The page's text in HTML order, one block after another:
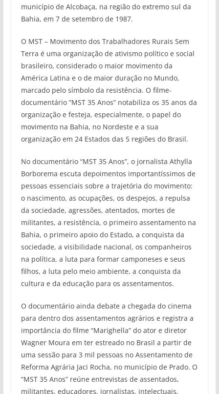
município de Alcobaça, na região do extremo sul da
Bahia, em 7 de setembro de 1987.
O MST – Movimento dos Trabalhadores Rurais Sem
Terra é uma organização de ativismo político e social
brasileiro, considerado o maior movimento da
América Latina e o de maior duração no Mundo,
marcado pelo símbolo da resistência. O filme-
documentário “MST 35 Anos” notabiliza os 35 anos da
organização e festeja, especialmente, o papel do
movimento na Bahia, no Nordeste e a sua
organização em 24 Estados das 5 regiões do Brasil.
No documentário “MST 35 Anos”, o jornalista Athylla
Borborema escuta depoimentos importantíssimos de
pessoas essenciais sobre a trajetória do movimento:
o nascimento, as ocupações, os despejos, a repulsa
da sociedade, agressões, atentados, mortes de
militantes, a resistência, o primeiro assentamento na
Bahia, o primeiro apoio do Estado, a conquista da
sociedade, a visibilidade nacional, os companheiros
na política, a luta para formar camponeses e seus
filhos, a luta pelo meio ambiente, a conquista da
cultura e da educação para os assentamentos.
O documentário ainda debate a chegada do cinema
para dentro dos assentamentos agrários e registra a
importância do filme “Marighella” do ator e diretor
Wagner Moura em ter estreado no Brasil a partir de
uma sessão para 3 mil pessoas no Assentamento de
Reforma Agrária Jaci Rocha, no município de Prado. O
“MST 35 Anos” reúne entrevistas de assentados,
militantes, educadores, jornalistas, intelectuais,